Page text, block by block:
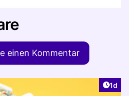
einen Kommentar
1d